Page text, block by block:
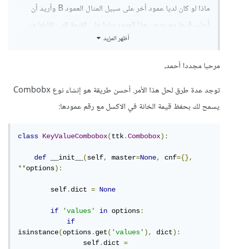
ماذا لو كان لديا عمود أخر على سبيل المثال العمود B وأريد أن
أجلب قيمة معينه من هذا العمود بناءا على القيمة التي تقابلها من
حيث أريد عرض النتيجة في مربع النص.
أظهر المزيد
مرحبا مجددا أحمد،
توجد عدة طرق لحل هذا الأمر. أحسن طريقة هو إنشاء نوع Combobx
يسمح لك بحفظ قيمة الخانة في الاكسل مع رقم عمودها:
class KeyValueCombobox(ttk.Combobox):
def __init__(self, master=None, cnf={},
**options):
        self
.dict = None
if 'values' in options:
if
isinstance(options.get('values'), dict):
                self
.dict =